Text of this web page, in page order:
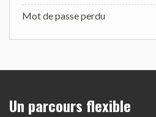
Mot de passe perdu
Un parcours flexible